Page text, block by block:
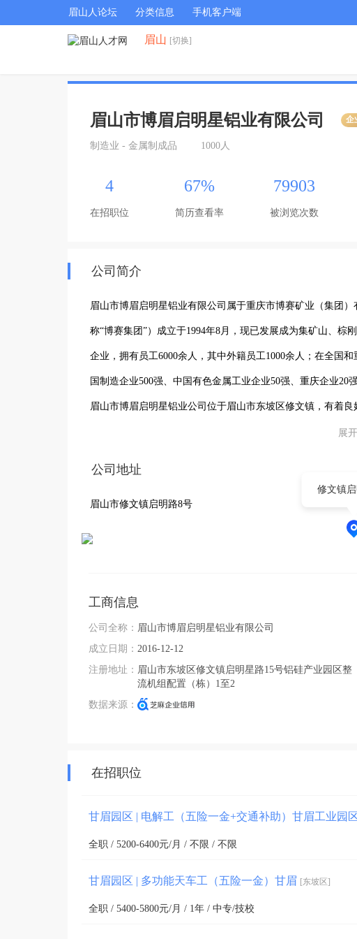
眉山人论坛 分类信息 手机客户端
眉山 [切换]
眉山市博眉启明星铝业有限公司 企
制造业 - 金属制成品 1000人
4
在招职位
67%
简历查看率
79903
被浏览次数
公司简介
眉山市博眉启明星铝业有限公司属于重庆市博赛矿业（集团
称“博赛集团”）成立于1994年8月，现已发展成为集矿山、棕
企业，拥有员工6000余人，其中外籍员工1000余人；在全国
国制造企业500强、中国有色金属工业企业50强、重庆企业20强
眉山市博眉启明星铝业公司位于眉山市东坡区修文镇，有着
之一。公司成立于2016年12月12日，注册资本金3亿元人民币展开
公司地址
眉山市修文镇启明路8号
修文镇
工商信息
公司全称： 眉山市博眉启明星铝业有限公司
成立日期： 2016-12-12
注册地址： 眉山市东坡区修文镇启明星路15号铝硅产业园区整
流机组配置（栋）1至2
数据来源：
在招职位
甘眉园区 | 电解工（五险一金+交通补助）甘眉工业园
全职 / 5200-6400元/月 / 不限 / 不限
甘眉园区 | 多功能天车工（五险一金）甘眉 [东坡区]
全职 / 5400-5800元/月 / 1年 / 中专/技校